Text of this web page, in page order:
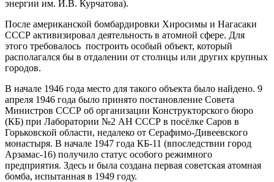
энергии им. И.В. Курчатова).
После американской бомбардировки Хиросимы и Нагасаки
СССР активизировал деятельность в атомной сфере. Для
этого требовалось построить особый объект, который
располагался бы в отдалении от столицы или других крупных
городов.
В начале 1946 года место для такого объекта было найдено. 9
апреля 1946 года было принято постановление Совета
Министров СССР об организации Конструкторского бюро
(КБ) при Лаборатории №2 АН СССР в посёлке Саров в
Горьковской области, недалеко от Серафимо-Дивеевского
монастыря. В начале 1947 года КБ-11 (впоследствии город
Арзамас-16) получило статус особого режимного
предприятия. Здесь и была создана первая советская атомная
бомба, испытанная в 1949 году.